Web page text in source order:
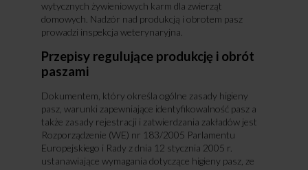
wytycznych żywieniowych karm dla zwierząt
domowych. Nadzór nad produkcją i obrotem pasz
prowadzi inspekcja weterynaryjna.
Przepisy regulujące produkcję i obrót
paszami
Dokumentem, który określa ogólne zasady higieny
pasz, warunki zapewniające identyfikowalność pasz a
także zasady rejestracji i zatwierdzania zakładów jest
Rozporządzenie (WE) nr 183/2005 Parlamentu
Europejskiego i Rady z dnia 12 stycznia 2005 r.
ustanawiające wymagania dotyczące higieny pasz, ze